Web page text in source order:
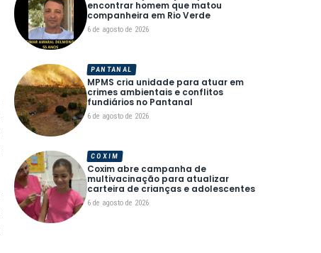
encontrar homem que matou
companheira em Rio Verde
6 de agosto de 2026
MPMS cria unidade para atuar em
crimes ambientais e conflitos
fundiários no Pantanal
6 de agosto de 2026
PANTANAL
Coxim abre campanha de
multivacinação para atualizar
carteira de crianças e adolescentes
6 de agosto de 2026
COXIM